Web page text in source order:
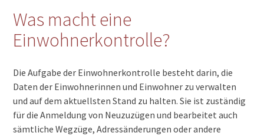
Was macht eine
Einwohnerkontrolle?
Die Aufgabe der Einwohnerkontrolle besteht darin, die
Daten der Einwohnerinnen und Einwohner zu verwalten
und auf dem aktuellsten Stand zu halten. Sie ist zuständig
für die Anmeldung von Neuzuzügen und bearbeitet auch
sämtliche Wegzüge, Adressänderungen oder andere